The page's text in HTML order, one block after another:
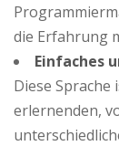
die Erfahrung
Einfaches
Diese Sprache
erlernenden,